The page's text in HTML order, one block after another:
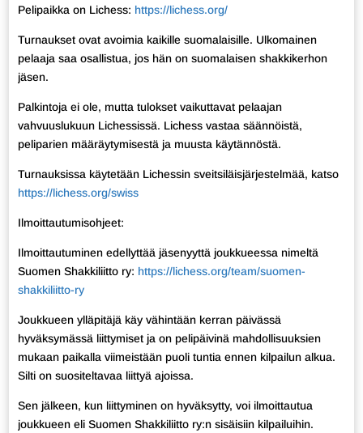
Pelipaikka on Lichess: https://lichess.org/
Turnaukset ovat avoimia kaikille suomalaisille. Ulkomainen
pelaaja saa osallistua, jos hän on suomalaisen shakkikerhon
jäsen.
Palkintoja ei ole, mutta tulokset vaikuttavat pelaajan
vahvuuslukuun Lichessissä. Lichess vastaa säännöistä,
peliparien määräytymisestä ja muusta käytännöstä.
Turnauksissa käytetään Lichessin sveitsiläisjärjestelmää, katso
https://lichess.org/swiss
Ilmoittautumisohjeet:
Ilmoittautuminen edellyttää jäsenyyttä joukkueessa nimeltä
Suomen Shakkiliitto ry: https://lichess.org/team/suomen-
shakkiliitto-ry
Joukkueen ylläpitäjä käy vähintään kerran päivässä
hyväksymässä liittymiset ja on pelipäivinä mahdollisuuksien
mukaan paikalla viimeistään puoli tuntia ennen kilpailun alkua.
Silti on suositeltavaa liittyä ajoissa.
Sen jälkeen, kun liittyminen on hyväksytty, voi ilmoittautua
joukkueen eli Suomen Shakkiliitto ry:n sisäisiin kilpailuihin.